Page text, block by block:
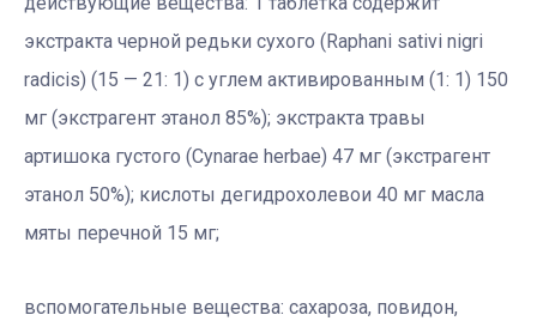
экстракта черной редьки сухого (Raphani sativi nigri
radicis) (15 — 21: 1) с углем активированным (1: 1) 150
мг (экстрагент этанол 85%); экстракта травы
артишока густого (Cynarae herbae) 47 мг (экстрагент
этанол 50%); кислоты дегидрохолевои 40 мг масла
мяты перечной 15 мг;
вспомогательные вещества: сахароза, повидон,